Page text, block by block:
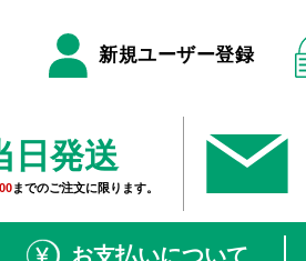
新規ユーザー登録
日発送
までのご注文に限ります。
お支払いについて